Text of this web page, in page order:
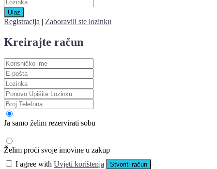
Ulaz
Registracija | Zaboravili ste lozinku
Kreirajte račun
Ja samo želim rezervirati sobu
Želim proći svoje imovine u zakup
I agree with Uvjeti korištenja Stvoriti račun